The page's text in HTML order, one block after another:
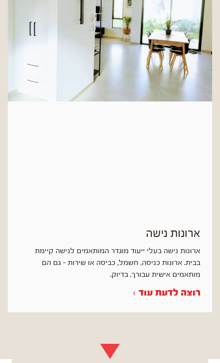
ארונות נישה
ארונות נישה בעלי ייעוד מוגדר המותאמים לנישה קיימת
בבית. ארונות כניסה, חשמל, כביסה או שירות – גם הם
מותאמים אישית עבורך, בדיוק.
רוצה לדעת עוד ›